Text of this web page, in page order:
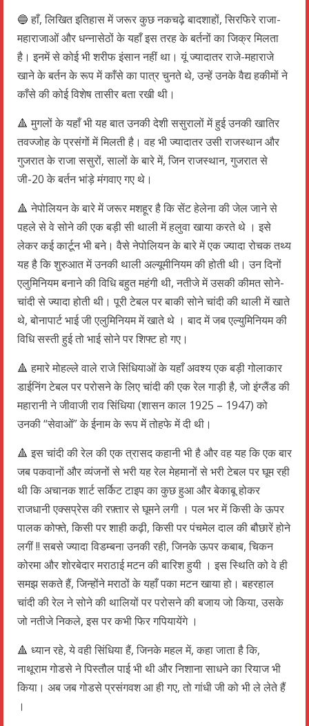
🔵 हाँ, लिखित इतिहास में जरूर कुछ नकचढ़े बादशाहों, सिरफिरे राजा-
महाराजाओं और धन्नासेठों के यहाँ इस तरह के बर्तनों का जिक्र मिलता
है। इनमें से कोई भी शरीफ इंसान नहीं था। यूं ज्यादातर राजे-महाराजे
खाने के बर्तन के रूप में काँसे का पात्र चुनते थे, उन्हें उनके वैद्य हकीमों ने
काँसे की कोई विशेष तासीर बता रखी थी।
🔺 मुगलों के यहाँ भी यह बात उनकी देशी ससुरालों में हुई उनकी खातिर
तवज्जोह के प्रसंगों में मिलती है। वह भी ज्यादातर उसी राजस्थान और
गुजरात के राजा ससुरों, सालों के बारे में, जिन राजस्थान, गुजरात से
जी-20 के बर्तन भांड़े मंगवाए गए थे।
🔺 नेपोलियन के बारे में जरूर मशहूर है कि सेंट हेलेना की जेल जाने से
पहले से वे सोने की एक बड़ी सी थाली में हलुवा खाया करते थे । इसे
लेकर कई कार्टून भी बने। वैसे नेपोलियन के बारे में एक ज्यादा रोचक तथ्य
यह है कि शुरुआत में उनकी थाली अल्यूमीनियम की होती थी। उन दिनों
एलुमिनियम बनाने की विधि बहुत महंगी थी, नतीजे में उसकी कीमत सोने-
चांदी से ज्यादा होती थी। पूरी टेबल पर बाकी सोने चांदी की थाली में खाते
थे, बोनापार्ट भाई जी एलुमिनियम में खाते थे । बाद में जब एल्युमिनियम की
विधि सस्ती हुई तो भाई सोने पर शिफ्ट हो गए।
🔺 हमारे मोहल्ले वाले राजे सिंधियाओं के यहाँ अवश्य एक बड़ी गोलाकार
डाईनिंग टेबल पर परोसने के लिए चांदी की एक रेल गाड़ी है, जो इंग्लैंड की
महारानी ने जीवाजी राव सिंधिया (शासन काल 1925 – 1947) को
उनकी “सेवाओं” के ईनाम के रूप में तोहफे में दी थी।
🔺 इस चांदी की रेल की एक त्रासद कहानी भी है और वह यह कि एक बार
जब पकवानों और व्यंजनों से भरी यह रेल मेहमानों से भरी टेबल पर घूम रही
थी कि अचानक शार्ट सर्किट टाइप का कुछ हुआ और बेकाबू होकर
राजधानी एक्सप्रेस की रफ़्तार से घूमने लगी । पल भर में किसी के ऊपर
पालक कोफ्ते, किसी पर शाही कढ़ी, किसी पर पंचमेल दाल की बौछारें होने
लगीं !! सबसे ज्यादा विडम्बना उनकी रही, जिनके ऊपर कबाब, चिकन
कोरमा और शोरबेदार मराठाई मटन की बारिश हुयी । इस स्थिति को वे ही
समझ सकते हैं, जिन्होंने मराठों के यहाँ पका मटन खाया हो। बहरहाल
चांदी की रेल ने सोने की थालियों पर परोसने की बजाय जो किया, उसके
जो नतीजे निकले, इस पर कभी फिर गपियायेंगे ।
🔺 ध्यान रहे, ये वही सिंधिया हैं, जिनके महल में, कहा जाता है कि,
नाथूराम गोडसे ने पिस्तौल पाई भी थी और निशाना साधने का रियाज भी
किया। अब जब गोडसे प्रसंगवश आ ही गए, तो गांधी जी को भी ले लेते हैं
।